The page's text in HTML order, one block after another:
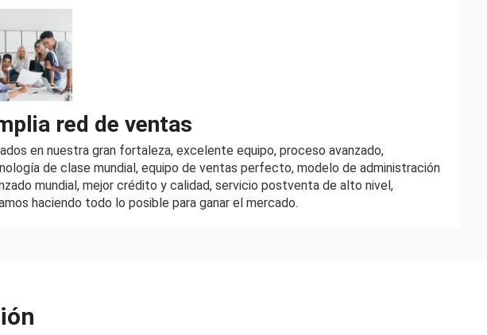
red de ventas
​​en nuestra gran fortaleza, excelente equipo, proceso avanzado,
de clase mundial, equipo de ventas perfecto, modelo de administración
mundial, mejor crédito y calidad, servicio postventa de alto nivel,
haciendo todo lo posible para ganar el mercado.